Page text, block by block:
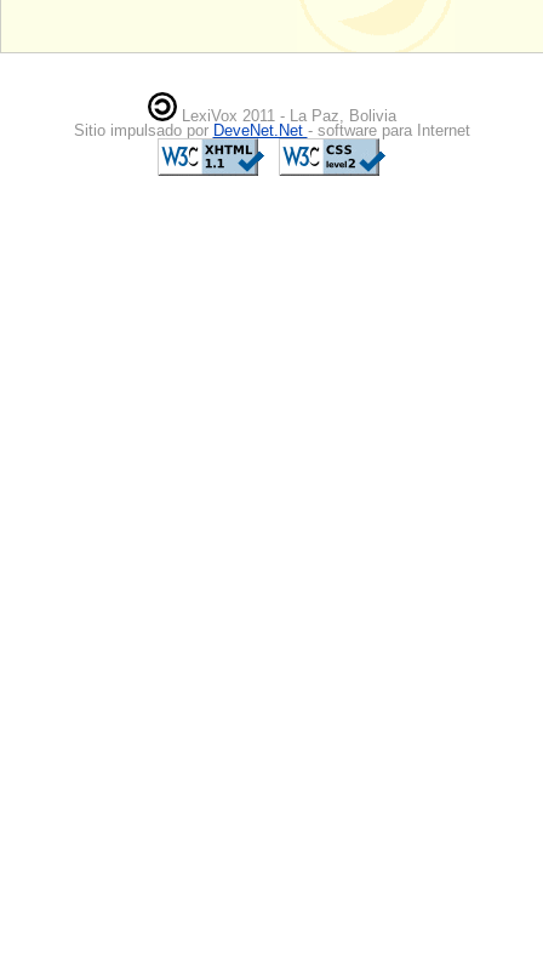
LexiVox 2011 - La Paz, Bolivia
Sitio impulsado por DeveNet.Net - software para Internet